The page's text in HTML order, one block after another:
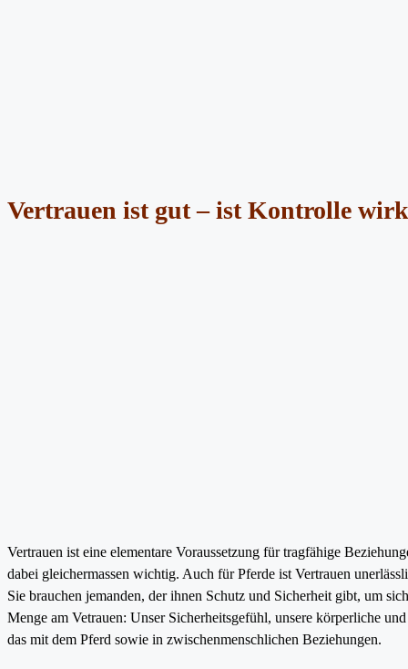
Vertrauen ist gut – ist Kontrolle
Vertrauen ist eine elementare Voraussetzung für tragfähige
dabei gleichermassen wichtig. Auch für Pferde ist Vertrauen
Sie brauchen jemanden, der ihnen Schutz und Sicherheit gibt, um
Menge am Vetrauen: Unser Sicherheitsgefühl, unsere körperliche
das mit dem Pferd sowie in zwischenmenschlichen Beziehungen.